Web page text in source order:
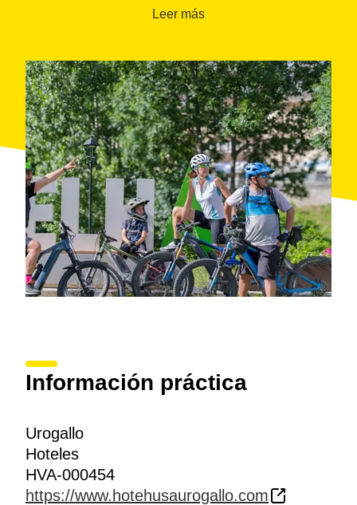
invierno y numerosas excursiones guiadas en verano.
Leer más
Información práctica
Urogallo
Hoteles
HVA-000454
https://www.hotehusaurogallo.com